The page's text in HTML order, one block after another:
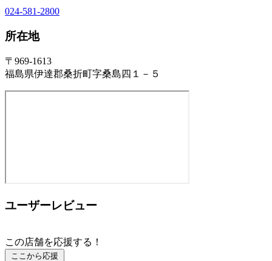
024-581-2800
所在地
〒969-1613
福島県伊達郡桑折町字桑島四１－５
ユーザーレビュー
この店舗を応援する！
ここから応援